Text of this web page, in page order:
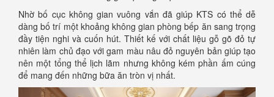
Nhờ bố cục không gian vuông vắn đã giúp KTS có thể dễ
dàng bố trí một khoảng không gian phòng bếp ăn sang trọng
đầy tiện nghi và cuốn hút. Thiết kế với chất liệu gỗ gõ đỏ tự
nhiên làm chủ đạo với gam màu nâu đỏ nguyên bản giúp tạo
nên một tổng thể lịch lãm nhưng không kém phần ấm cúng
để mang đến những bữa ăn tròn vị nhất.